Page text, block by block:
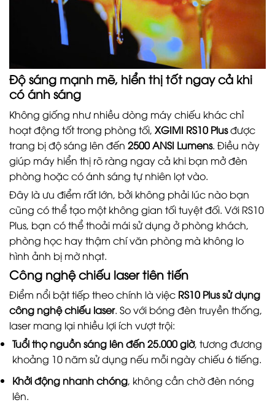
Độ sáng mạnh mẽ, hiển thị tốt ngay cả khi
có ánh sáng
Không giống như nhiều dòng máy chiếu khác chỉ
hoạt động tốt trong phòng tối, XGIMI RS10 Plusđược
trang bị độ sáng lên đến 2500 ANSI Lumens. Điều này
giúp máy hiển thị rõ ràng ngay cả khi bạn mở đèn
phòng hoặc có ánh sáng tự nhiên lọt vào.
Đây là ưu điểm rất lớn, bởi không phải lúc nào bạn
cũng có thể tạo một không gian tối tuyệt đối. Với RS10
Plus, bạn có thể thoải mái sử dụng ở phòng khách,
phòng học hay thậm chí văn phòng mà không lo
hình ảnh bị mờ nhạt.
Công nghệ chiếu laser tiên tiến
Điểm nổi bật tiếp theo chính là việc RS10 Plus sử dụng
công nghệ chiếu laser. So với bóng đèn truyền thống,
laser mang lại nhiều lợi ích vượt trội:
Tuổi thọ nguồn sáng lên đến 25.000 giờ, tương đương
khoảng 10 năm sử dụng nếu mỗi ngày chiếu 6 tiếng.
Khởi động nhanh chóng, không cần chờ đèn nóng
lên.